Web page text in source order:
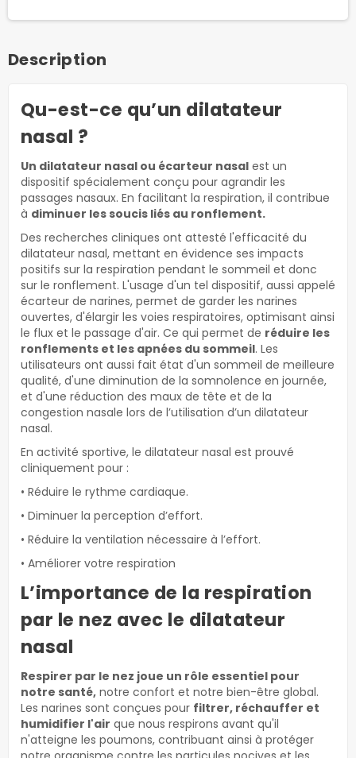
Description
Qu-est-ce qu’un dilatateur
nasal ?
Un dilatateur nasal ou écarteur nasal est un
dispositif spécialement conçu pour agrandir les
passages nasaux. En facilitant la respiration, il contribue
à diminuer les soucis liés au ronflement.
Des recherches cliniques ont attesté l'efficacité du
dilatateur nasal, mettant en évidence ses impacts
positifs sur la respiration pendant le sommeil et donc
sur le ronflement. L'usage d'un tel dispositif, aussi appelé
écarteur de narines, permet de garder les narines
ouvertes, d'élargir les voies respiratoires, optimisant ainsi
le flux et le passage d'air. Ce qui permet de réduire les
ronflements et les apnées du sommeil. Les
utilisateurs ont aussi fait état d'un sommeil de meilleure
qualité, d'une diminution de la somnolence en journée,
et d'une réduction des maux de tête et de la
congestion nasale lors de l’utilisation d’un dilatateur
nasal.
En activité sportive, le dilatateur nasal est prouvé
cliniquement pour :
• Réduire le rythme cardiaque.
• Diminuer la perception d’effort.
• Réduire la ventilation nécessaire à l’effort.
• Améliorer votre respiration
L’importance de la respiration
par le nez avec le dilatateur
nasal
Respirer par le nez joue un rôle essentiel pour
notre santé, notre confort et notre bien-être global.
Les narines sont conçues pour filtrer, réchauffer et
humidifier l'air que nous respirons avant qu'il
n'atteigne les poumons, contribuant ainsi à protéger